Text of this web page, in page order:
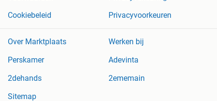
Cookiebeleid
Privacyvoorkeuren
Over Marktplaats
Werken bij
Perskamer
Adevinta
2dehands
2ememain
Sitemap